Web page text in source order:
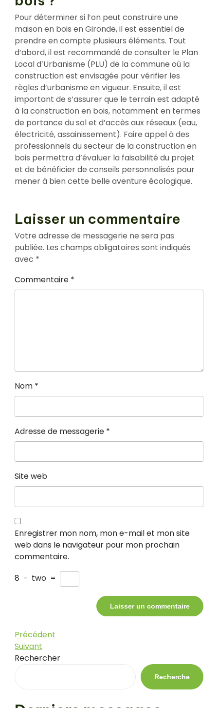
Pour déterminer si l’on peut construire une
maison en bois en Gironde, il est essentiel de
prendre en compte plusieurs éléments. Tout
d’abord, il est recommandé de consulter le Plan
Local d’Urbanisme (PLU) de la commune où la
construction est envisagée pour vérifier les
règles d’urbanisme en vigueur. Ensuite, il est
important de s’assurer que le terrain est adapté
à la construction en bois, notamment en termes
de portance du sol et d’accès aux réseaux (eau,
électricité, assainissement). Faire appel à des
professionnels du secteur de la construction en
bois permettra d’évaluer la faisabilité du projet
et de bénéficier de conseils personnalisés pour
mener à bien cette belle aventure écologique.
Laisser un commentaire
Votre adresse de messagerie ne sera pas
publiée. Les champs obligatoires sont indiqués
avec *
Commentaire *
Nom *
Adresse de messagerie *
Site web
Enregistrer mon nom, mon e-mail et mon site
web dans le navigateur pour mon prochain
commentaire.
8 − two =
Navigation
de
l’article
Article
précédent
Précédent
Article
suivant
Suivant
Rechercher
Recherche